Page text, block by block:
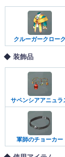
クルーガークローク
装飾品
サペンシアアニュラ
軍師のチョーカー